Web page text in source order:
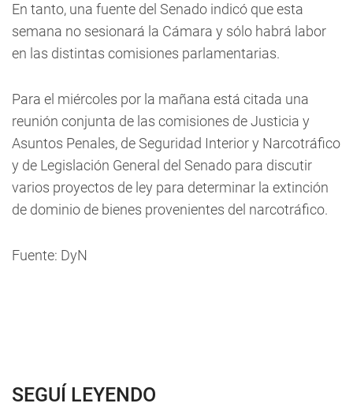
En tanto, una fuente del Senado indicó que esta
semana no sesionará la Cámara y sólo habrá labor
en las distintas comisiones parlamentarias.
Para el miércoles por la mañana está citada una
reunión conjunta de las comisiones de Justicia y
Asuntos Penales, de Seguridad Interior y Narcotráfico
y de Legislación General del Senado para discutir
varios proyectos de ley para determinar la extinción
de dominio de bienes provenientes del narcotráfico.
Fuente: DyN
SEGUÍ LEYENDO